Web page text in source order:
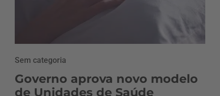
Sem categoria
Governo aprova novo modelo
de Unidades de Saúde